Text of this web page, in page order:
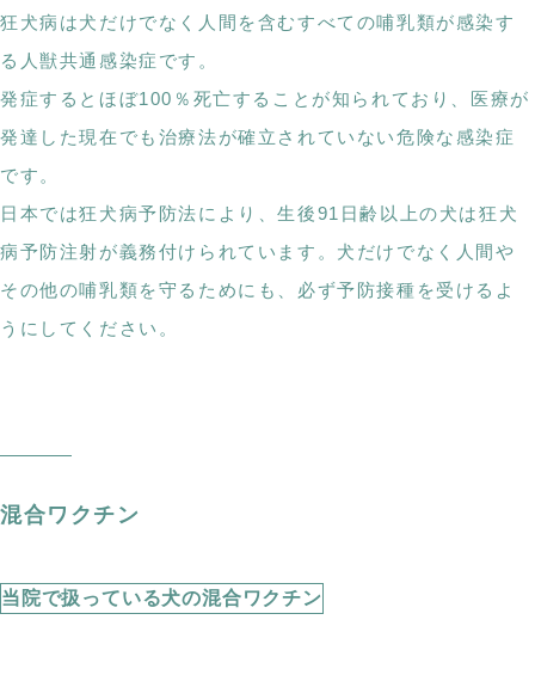
狂犬病は犬だけでなく人間を含むすべての哺乳類が感染す
る人獣共通感染症です。
発症するとほぼ100％死亡することが知られており、医療が
発達した現在でも治療法が確立されていない危険な感染症
です。
日本では狂犬病予防法により、生後91日齢以上の犬は狂犬
病予防注射が義務付けられています。犬だけでなく人間や
その他の哺乳類を守るためにも、必ず予防接種を受けるよ
うにしてください。
混合ワクチン
当院で扱っている犬の混合ワクチン